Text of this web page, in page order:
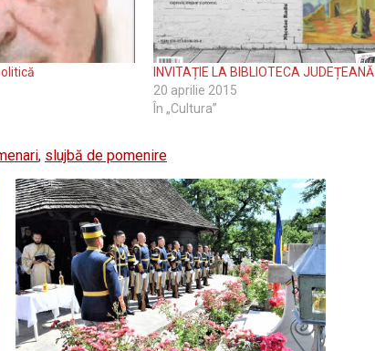
INVITAȚIE LA BIBLIOTECA JUDEȚEANĂ
20 aprilie 2015
În „Cultura”
, slujbă de pomenire